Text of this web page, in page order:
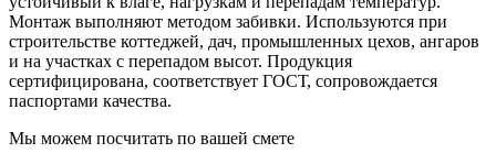
Монтаж выполняют методом забивки. Используются при
строительстве коттеджей, дач, промышленных цехов, ангаров
и на участках с перепадом высот. Продукция
сертифицирована, соответствует ГОСТ, сопровождается
паспортами качества.
Мы можем посчитать по вашей смете